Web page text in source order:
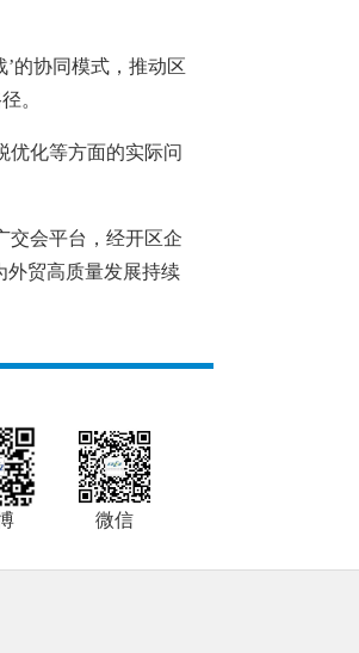
的协同模式，推动区
。
优化等方面的实际问
交会平台，经开区企
外贸高质量发展持续
微信